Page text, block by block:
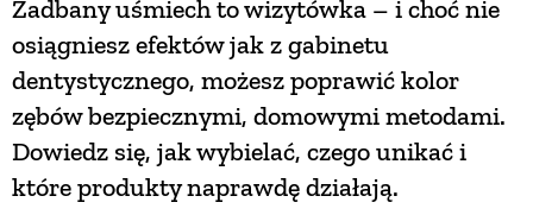
Zadbany uśmiech to wizytówka – i choć nie
osiągniesz efektów jak z gabinetu
dentystycznego, możesz poprawić kolor
zębów bezpiecznymi, domowymi metodami.
Dowiedz się, jak wybielać, czego unikać i
które produkty naprawdę działają.